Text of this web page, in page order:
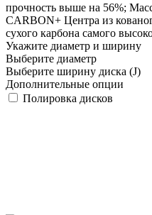
прочность выше на 56%;
CARBON+ Центра из
сухого карбона самого
Укажите диаметр и ширину
Выберите диаметр
Выберите ширину диска (J)
Дополнительные опции
Полировка дисков